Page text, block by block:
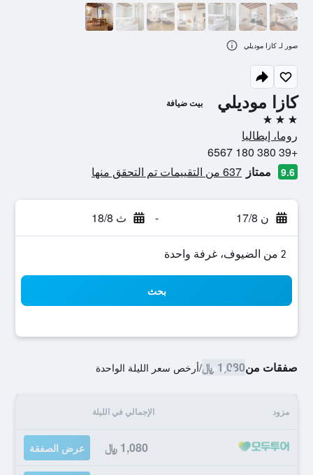
كازا موديلي بيت ضيافة
3 نجوم
روما، إيطاليا
+39 380 180 6567
9.6 ممتاز 637 من التقييمات تم التحقق منها
ن 17/8 - ث 18/8
2 من الضيوف، غرفة واحدة
بحث
صفقات من1,080 ﷼ /أرخص سعر الليلة الواحدة
مزود الإجمالي في الليلة
1,080 ﷼ عرض الصفقة
صور لـ كازا موديلي